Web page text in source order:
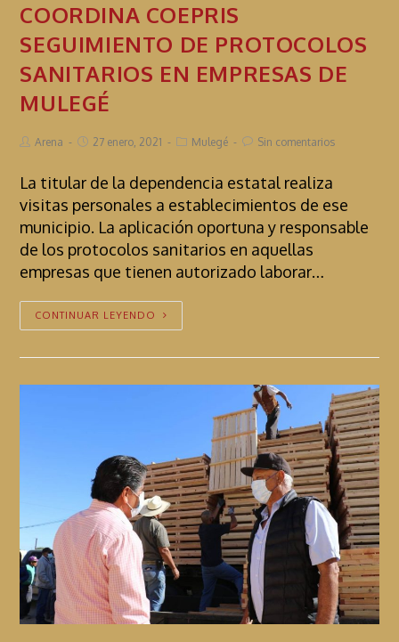
COORDINA COEPRIS
SEGUIMIENTO DE PROTOCOLOS
SANITARIOS EN EMPRESAS DE
MULEGÉ
Arena 27 enero, 2021 Mulegé Sin comentarios
La titular de la dependencia estatal realiza
visitas personales a establecimientos de ese
municipio. La aplicación oportuna y responsable
de los protocolos sanitarios en aquellas
empresas que tienen autorizado laborar…
CONTINUAR LEYENDO